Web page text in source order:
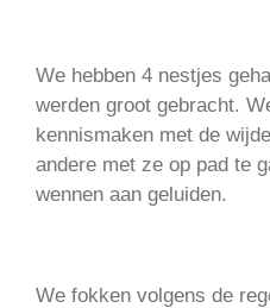
We hebben 4 nestjes
werden groot gebracht.
kennismaken met de
andere met ze op pad te
wennen aan geluiden.
We fokken volgens de